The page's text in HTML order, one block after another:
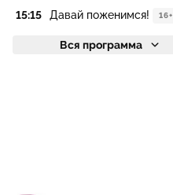
15:15
Давай поженимся! 16+
Вся программа